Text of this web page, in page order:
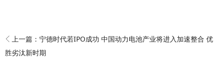
上一篇： 宁德时代若IPO成功 中国动力电池产业将进入加速整合 优
胜劣汰新时期